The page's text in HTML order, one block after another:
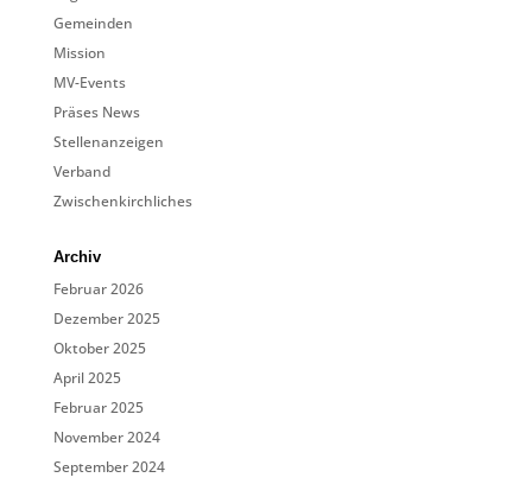
Gemeinden
Mission
MV-Events
Präses News
Stellenanzeigen
Verband
Zwischenkirchliches
Archiv
Februar 2026
Dezember 2025
Oktober 2025
April 2025
Februar 2025
November 2024
September 2024